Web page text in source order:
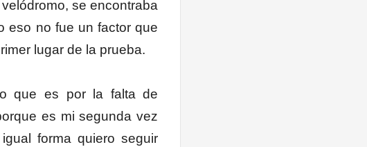
se encontraba
eso no fue un factor que
lugar de la prueba.
que es por la falta de
es mi segunda vez
forma quiero seguir